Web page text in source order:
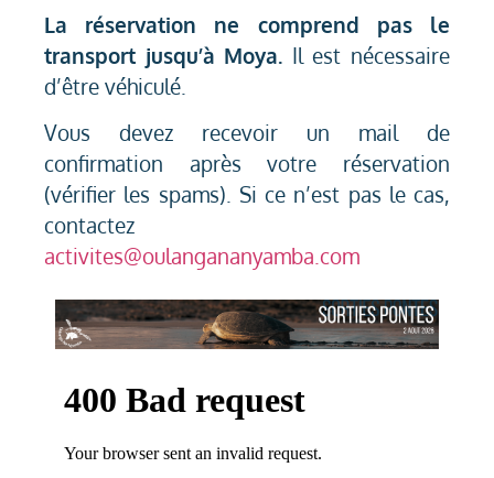
La réservation ne comprend pas le
transport jusqu’à Moya. Il est nécessaire
d’être véhiculé.
Vous devez recevoir un mail de
confirmation après votre réservation
(vérifier les spams). Si ce n’est pas le cas,
contactez
activites@oulangananyamba.com